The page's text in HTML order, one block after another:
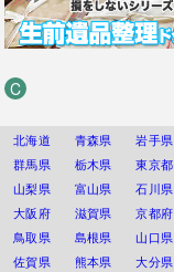
C
北海道 青森県 岩手県
群馬県
栃木県 東京都
山梨県
富山県 石川県
大阪府
滋賀県 京都府
鳥取県
島根県 山口県
佐賀県
熊本県 大分県